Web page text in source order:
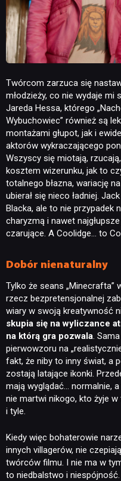
Twórcom zarzuca się
młodzieży, co nie wydaje
Jareda Hessa, którego
Wybuchowiec” również są
montażami głupot, jak i
aktorów wykraczającego
Wszyscy się miotają,
kosztem wizerunku, jak to
totalnego błazna, wariację
ubierał się nieco ładniej.
Blacka, ale to nie przypadek
charyzmą i nawet
czarujące. A Coolidge… to
Dobór nienaturalny
Tylko że seans „Minecrafta”
rzecz bezpretensjonalnej
wiary w swoją kreatywność
skupia się na wyliczance
na którą gra pozwala.
pierwowzoru na
fakt, że niby to inny świat, a
zostają latające ikonki.
mają wyglądać… normalnie,
nie martwi nikogo, kto żyje
i tyle.
Kiedy więc bohaterowie
innych villagerów, nie
twórców filmu. I nie ma w
to niedbalstwo i